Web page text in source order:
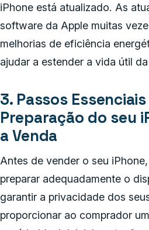
iPhone está atualizado. As
software da Apple muitas
melhorias de eficiência
ajudar a estender a vida útil
3. Passos
Preparação do seu
a Venda
Antes de vender o seu
preparar adequadamente o
garantir a privacidade dos
proporcionar ao comprador